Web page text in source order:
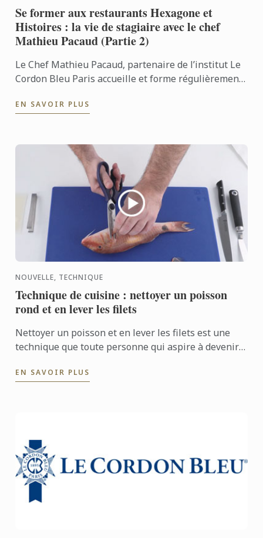
Se former aux restaurants Hexagone et
Histoires : la vie de stagiaire avec le chef
Mathieu Pacaud (Partie 2)
Le Chef Mathieu Pacaud, partenaire de l’institut Le
Cordon Bleu Paris accueille et forme régulièrement
aux ...
EN SAVOIR PLUS
NOUVELLE, TECHNIQUE
Technique de cuisine : nettoyer un poisson
rond et en lever les filets
Nettoyer un poisson et en lever les filets est une
technique que toute personne qui aspire à devenir
EN SAVOIR PLUS